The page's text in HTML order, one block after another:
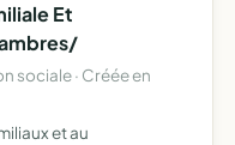
Et
sociale · Créée en
et au